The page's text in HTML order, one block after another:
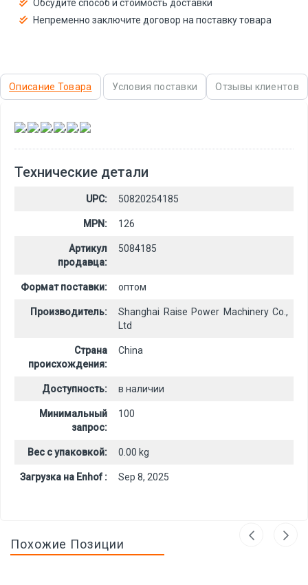
Обсудите способ и стоимость доставки
Непременно заключите договор на поставку товара
Описание Товара Условия поставки Отзывы клиентов
, , , , ,
Технические детали
UPC: 50820254185
MPN: 126
Артикул
продавца:
5084185
Формат поставки: оптом
Производитель:
Shanghai Raise Power Machinery Co.,
Ltd
Страна
происхождения:
China
Доступность: в наличии
Минимальный
запрос:
100
Вес с упаковкой: 0.00 kg
Загрузка на Enhof : Sep 8, 2025
Похожие Позиции